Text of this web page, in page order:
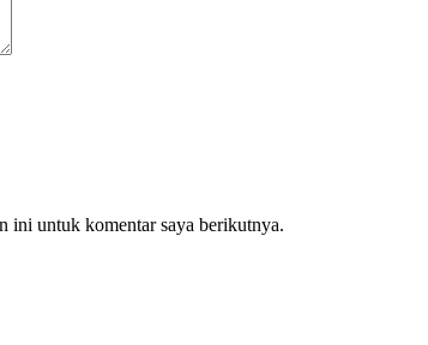
ini untuk komentar saya berikutnya.